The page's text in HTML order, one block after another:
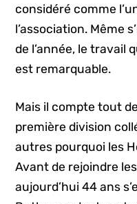
considéré comme
l’association. Même
de l’année, le travail
est remarquable.
Mais il compte tout
première division
autres pourquoi les
Avant de rejoindre
aujourd’hui 44 ans